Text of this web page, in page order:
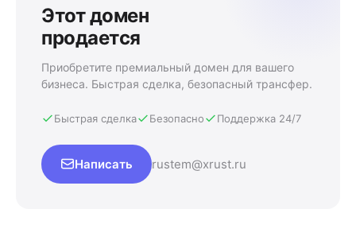
Этот домен
продается
Приобретите премиальный домен для вашего
бизнеса. Быстрая сделка, безопасный трансфер.
Быстрая сделка Безопасно Поддержка 24/7
Написать rustem@xrust.ru